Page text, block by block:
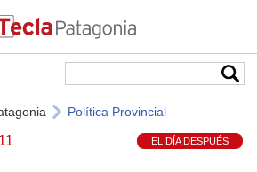
Política Provincial
EL DÍA DESPUÉS